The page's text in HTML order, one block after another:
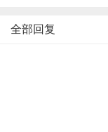
全部回复